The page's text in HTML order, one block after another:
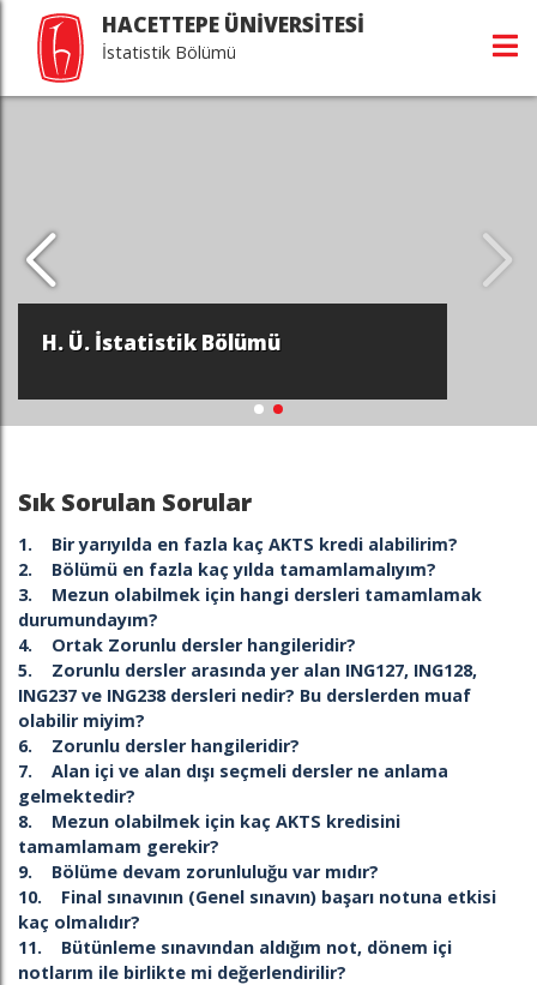
HACETTEPE ÜNİVERSİTESİ
İstatistik Bölümü
H. Ü. İstatistik Bölümü
Sık Sorulan Sorular
1. Bir yarıyılda en fazla kaç AKTS kredi alabilirim?
2. Bölümü en fazla kaç yılda tamamlamalıyım?
3. Mezun olabilmek için hangi dersleri tamamlamak
durumundayım?
4. Ortak Zorunlu dersler hangileridir?
5. Zorunlu dersler arasında yer alan ING127, ING128,
ING237 ve ING238 dersleri nedir? Bu derslerden muaf
olabilir miyim?
6. Zorunlu dersler hangileridir?
7. Alan içi ve alan dışı seçmeli dersler ne anlama
gelmektedir?
8. Mezun olabilmek için kaç AKTS kredisini
tamamlamam gerekir?
9. Bölüme devam zorunluluğu var mıdır?
10. Final sınavının (Genel sınavın) başarı notuna etkisi
kaç olmalıdır?
11. Bütünleme sınavından aldığım not, dönem içi
notlarım ile birlikte mi değerlendirilir?